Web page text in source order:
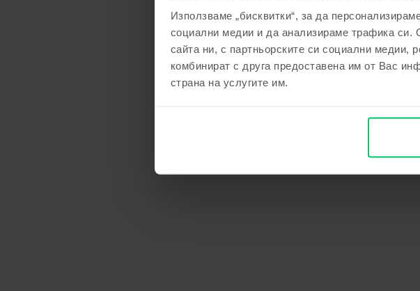
Използваме „бисквитки“, за да
социални медии и да анализираме трафика си.
сайта ни, с партньорските си социални медии,
комбинират с друга предоставена им от Вас
страна на услугите им.